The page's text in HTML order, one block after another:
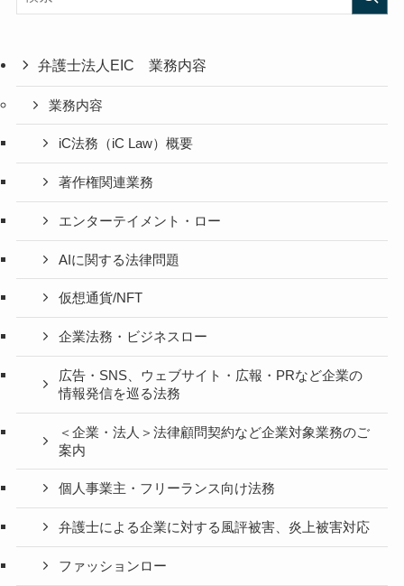
弁護士法人EIC 業務内容
業務内容
iC法務（iC Law）概要
著作権関連業務
エンターテイメント・ロー
AIに関する法律問題
仮想通貨/NFT
企業法務・ビジネスロー
広告・SNS、ウェブサイト・広報・PRなど企業の
情報発信を巡る法務
＜企業・法人＞法律顧問契約など企業対象業務のご
案内
個人事業主・フリーランス向け法務
弁護士による企業に対する風評被害、炎上被害対応
ファッションロー